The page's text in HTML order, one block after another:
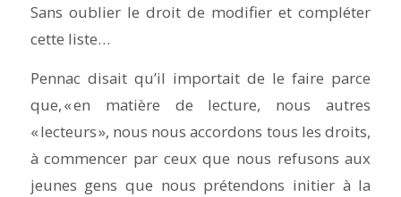
Sans oublier le droit de modifier et compléter
cette liste…
Pennac disait qu’il importait de le faire parce
que, « en matière de lecture, nous autres
« lecteurs », nous nous accordons tous les droits,
à commencer par ceux que nous refusons aux
jeunes gens que nous prétendons initier à la